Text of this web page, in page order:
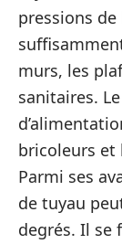
pressions de
murs, les
sanitaires.
bricoleurs et
Parmi ses
de tuyau
degrés. Il se